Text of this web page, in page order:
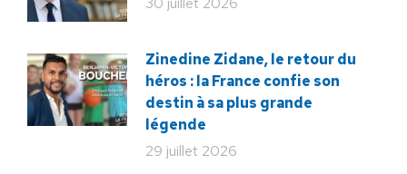
Zinedine Zidane, le retour du
héros : la France confie son
destin à sa plus grande
légende
29 juillet 2026